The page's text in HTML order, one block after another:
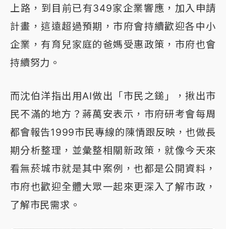
上路，到目前已有349家企業響應，加入申請
計畫，這遠超過預期，市府會持續歡迎各中小
企業，有育兒家庭的爸媽受惠政策，市府也會
持續努力。
而沈伯洋指出用AI做出「市民之鎚」，揪出市
民不滿的地方？蔣萬安表示，市府研考會每周
都會報告1999市民專線的陳情跟反映，也做長
期分析整理，並彙整相關新政策，就像今天來
看無菸城市就是其中案例，也都是公開資料，
市府也歡迎全體大眾一起來更深入了解市政，
了解市民需求。